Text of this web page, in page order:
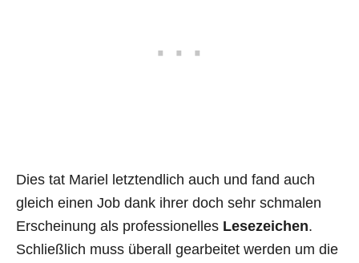
Dies tat Mariel letztendlich auch und fand auch
gleich einen Job dank ihrer doch sehr schmalen
Erscheinung als professionelles Lesezeichen.
Schließlich muss überall gearbeitet werden um die